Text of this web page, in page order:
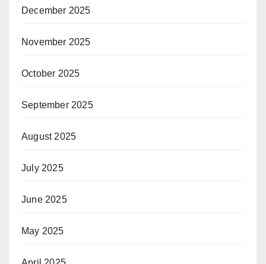
December 2025
November 2025
October 2025
September 2025
August 2025
July 2025
June 2025
May 2025